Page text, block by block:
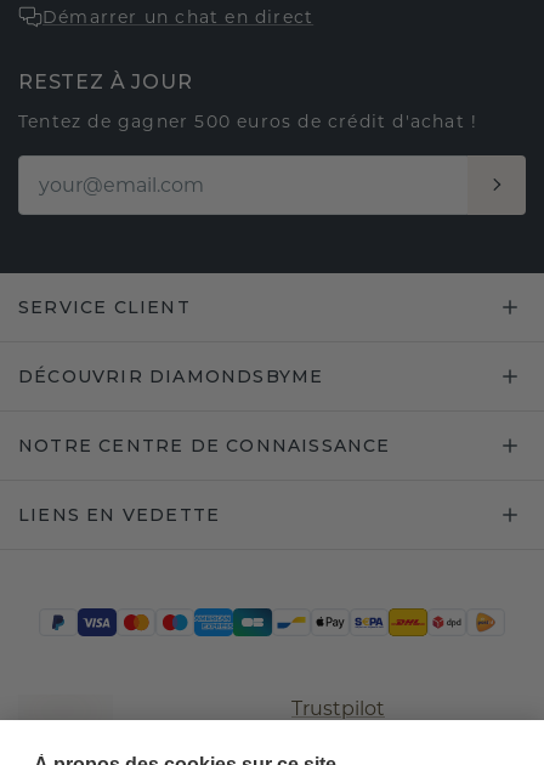
Démarrer un chat en direct
RESTEZ À JOUR
Tentez de gagner 500 euros de crédit d'achat !
SERVICE CLIENT
DÉCOUVRIR DIAMONDSBYME
NOTRE CENTRE DE CONNAISSANCE
LIENS EN VEDETTE
Trustpilot